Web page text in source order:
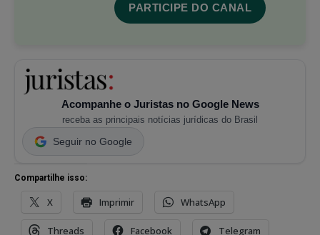
PARTICIPE DO CANAL
Acompanhe o Juristas no Google News
receba as principais notícias jurídicas do Brasil
Seguir no Google
Compartilhe isso:
X Imprimir WhatsApp
Threads Facebook Telegram